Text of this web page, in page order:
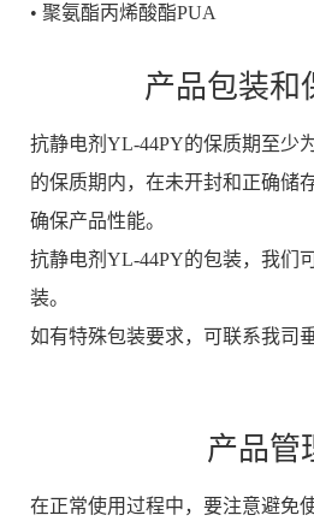
• 聚氨酯丙烯酸酯PUA
产品包装和
抗静电剂YL-44PY的保质期至少
的保质期内，在未开封和正确储
确保产品性能。
抗静电剂YL-44PY的包装，我们
装。
如有特殊包装要求，可联系我司垂
产品管
在正常使用过程中，要注意避免